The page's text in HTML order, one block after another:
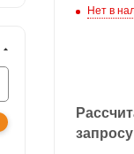
Нет в
запросу